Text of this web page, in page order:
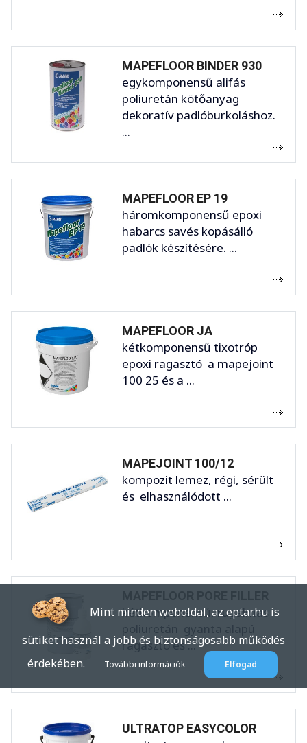
MAPEFLOOR BINDER 930
egykomponensű alifás
poliuretán kötőanyag
dekoratív padlóburkoláshoz.
...
MAPEFLOOR EP 19
háromkomponensű epoxi
habarcs savés kopásálló
padlók készítésére. ...
MAPEFLOOR JA
kétkomponensű tixotróp
epoxi ragasztó a mapejoint
100 25 és a ...
MAPEJOINT 100/12
kompozit lemez, régi, sérült
és elhasználódott ...
kétkomponensű, rugalmas
poliuretán gyanta alapú
ragasztó és ...
ULTRATOP EASYCOLOR
Mint minden weboldal, az eptar.hu is
sütiket használ a jobb és biztonságosabb működés
érdekében.
További információk Elfogad